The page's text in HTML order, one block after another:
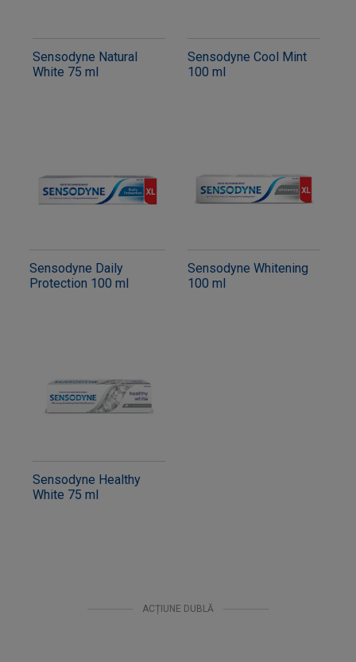
Sensodyne Natural
White 75 ml
Sensodyne Cool Mint
100 ml
Sensodyne Daily
Protection 100 ml
Sensodyne Whitening
100 ml
Sensodyne Healthy
White 75 ml
ACȚIUNE DUBLĂ